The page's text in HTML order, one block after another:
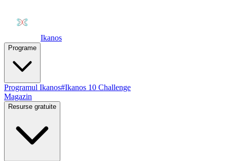
Ikanos
Programe
Programul Ikanos#Ikanos 10 Challenge
Magazin
Resurse gratuite